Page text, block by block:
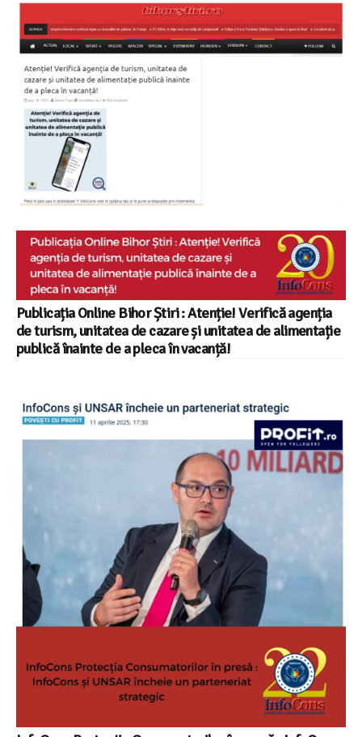
Publicația Online Bihor Știri : Atenție! Verifică agenția
de turism, unitatea de cazare și unitatea de alimentație
publică înainte de a pleca în vacanță!